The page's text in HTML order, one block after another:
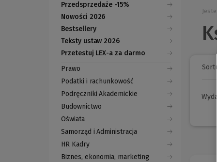
Przedsprzedaże -15%
Nowości 2026
Bestsellery
Teksty ustaw 2026
Przetestuj LEX-a za darmo
(Nowe
okno)
(Link
do
innej
strony)
Prawo
Podatki i rachunkowość
Podręczniki Akademickie
Budownictwo
Oświata
Samorząd i Administracja
HR Kadry
Biznes, ekonomia, marketing